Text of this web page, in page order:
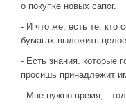
о покупке новых сапог.
- И что же, есть те, кто
бумагах выложить
- Есть знания. которые
просишь принадлежит
- Мне нужно время, -